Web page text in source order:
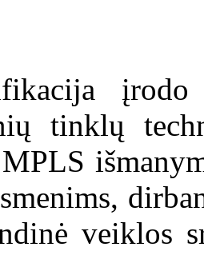
tinklų
veiklos